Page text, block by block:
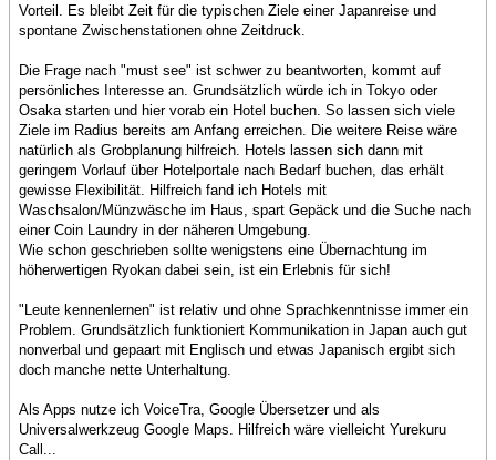
Vorteil. Es bleibt Zeit für die typischen Ziele einer Japanreise und
spontane Zwischenstationen ohne Zeitdruck.
Die Frage nach "must see" ist schwer zu beantworten, kommt auf
persönliches Interesse an. Grundsätzlich würde ich in Tokyo oder
Osaka starten und hier vorab ein Hotel buchen. So lassen sich viele
Ziele im Radius bereits am Anfang erreichen. Die weitere Reise wäre
natürlich als Grobplanung hilfreich. Hotels lassen sich dann mit
geringem Vorlauf über Hotelportale nach Bedarf buchen, das erhält
gewisse Flexibilität. Hilfreich fand ich Hotels mit
Waschsalon/Münzwäsche im Haus, spart Gepäck und die Suche nach
einer Coin Laundry in der näheren Umgebung.
Wie schon geschrieben sollte wenigstens eine Übernachtung im
höherwertigen Ryokan dabei sein, ist ein Erlebnis für sich!
"Leute kennenlernen" ist relativ und ohne Sprachkenntnisse immer ein
Problem. Grundsätzlich funktioniert Kommunikation in Japan auch gut
nonverbal und gepaart mit Englisch und etwas Japanisch ergibt sich
doch manche nette Unterhaltung.
Als Apps nutze ich VoiceTra, Google Übersetzer und als
Universalwerkzeug Google Maps. Hilfreich wäre vielleicht Yurekuru
Call...